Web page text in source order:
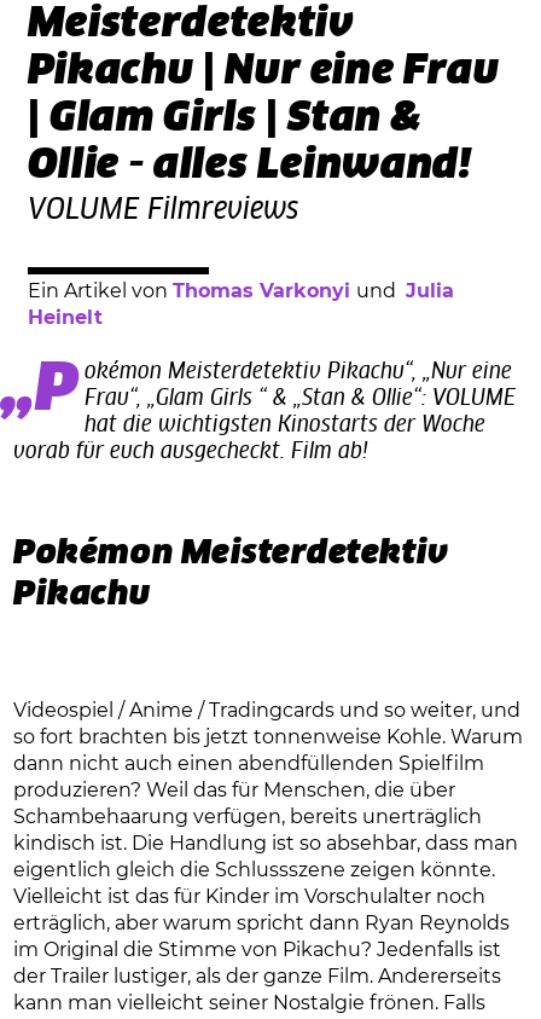
Meisterdetektiv
Pikachu | Nur eine Frau
| Glam Girls | Stan &
Ollie - alles Leinwand!
VOLUME Filmreviews
Ein Artikel von Thomas Varkonyi und​ Julia
Heinelt
„Pokémon Meisterdetektiv Pikachu“, „Nur eine Frau“, „Glam Girls “ & „Stan & Ollie“: VOLUME
hat die wichtigsten Kinostarts der Woche
vorab für euch ausgecheckt. Film ab!
Pokémon Meisterdetektiv
Pikachu
Videospiel / Anime / Tradingcards und so weiter, und
so fort brachten bis jetzt tonnenweise Kohle. Warum
dann nicht auch einen abendfüllenden Spielfilm
produzieren? Weil das für Menschen, die über
Schambehaarung verfügen, bereits unerträglich
kindisch ist. Die Handlung ist so absehbar, dass man
eigentlich gleich die Schlussszene zeigen könnte.
Vielleicht ist das für Kinder im Vorschulalter noch
erträglich, aber warum spricht dann Ryan Reynolds
im Original die Stimme von Pikachu? Jedenfalls ist
der Trailer lustiger, als der ganze Film. Andererseits
kann man vielleicht seiner Nostalgie frönen. Falls